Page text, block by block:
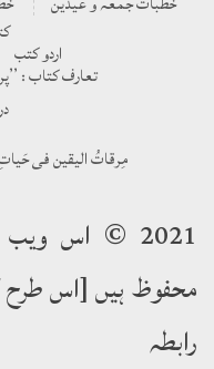
کتب
تعارف کتاب : ’’پردہ‘‘
دریچۂ
مِرقاتُ الیقین فی حَیاتِ
2021 © اس ویب
ہیں [اس طرح کی